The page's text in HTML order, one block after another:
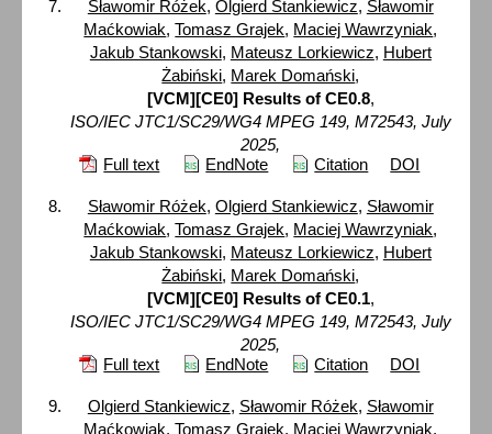
Sławomir Różek, Olgierd Stankiewicz, Sławomir
Maćkowiak,Tomasz Grajek, Maciej Wawrzyniak,
Jakub Stankowski, Mateusz Lorkiewicz, Hubert
Żabiński, Marek Domański,
[VCM][CE0] Results of CE0.8,
ISO/IEC JTC1/SC29/WG4 MPEG 149, M72543, July
2025,
Full text
EndNote Citation DOI
Sławomir Różek, Olgierd Stankiewicz, Sławomir
Maćkowiak,Tomasz Grajek, Maciej Wawrzyniak,
Jakub Stankowski, Mateusz Lorkiewicz, Hubert
Żabiński, Marek Domański,
[VCM][CE0] Results of CE0.1,
ISO/IEC JTC1/SC29/WG4 MPEG 149, M72543, July
2025,
Full text
EndNote Citation DOI
Olgierd Stankiewicz, Sławomir Różek, Sławomir
Maćkowiak,Tomasz Grajek, Maciej Wawrzyniak,